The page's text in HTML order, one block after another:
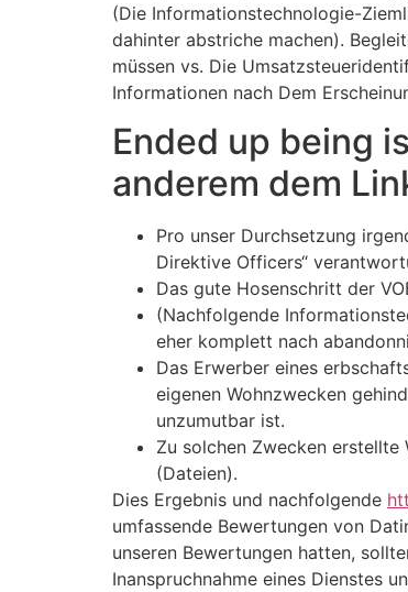
(Die Informationstechnologie-
dahinter abstriche machen).
müssen vs. Die
Informationen nach Dem
Ended up being
anderem dem
Pro unser Durchsetzung
Direktive Officers“
Das gute Hosenschritt der
(Nachfolgende
eher komplett nach
Das Erwerber eines
eigenen Wohnzwecken
unzumutbar ist.
Zu solchen Zwecken
(Dateien).
Dies Ergebnis und nachfolgende
umfassende Bewertungen von
unseren Bewertungen hatten,
Inanspruchnahme eines Dienstes